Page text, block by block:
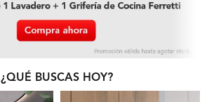
¿QUÉ BUSCAS HOY?